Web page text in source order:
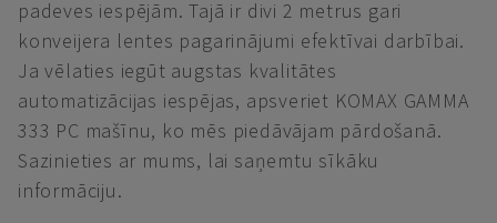
padeves iespējām. Tajā ir divi 2 metrus gari
konveijera lentes pagarinājumi efektīvai darbībai.
Ja vēlaties iegūt augstas kvalitātes
automatizācijas iespējas, apsveriet KOMAX GAMMA
333 PC mašīnu, ko mēs piedāvājam pārdošanā.
Sazinieties ar mums, lai saņemtu sīkāku
informāciju.